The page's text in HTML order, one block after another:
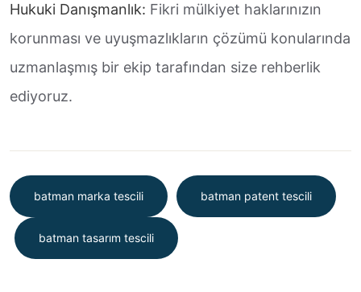
Hukuki Danışmanlık: Fikri mülkiyet haklarınızın
korunması ve uyuşmazlıkların çözümü konularında
uzmanlaşmış bir ekip tarafından size rehberlik
ediyoruz.
batman marka tescili batman patent tescili
batman tasarım tescili